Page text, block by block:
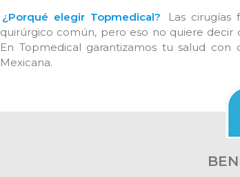
¿Porqué elegir Topmedical?
Las
quirúrgico común, pero eso no quiere decir
En Topmedical garantizamos tu salud
Mexicana.